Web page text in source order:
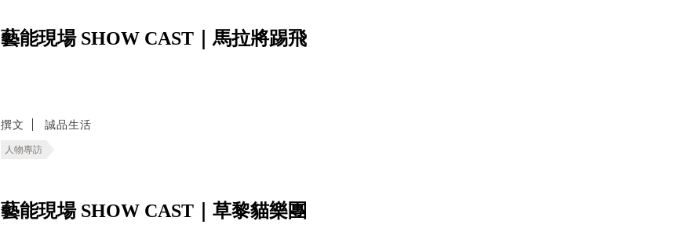
藝能現場 SHOW CAST｜馬拉將踢飛
撰文 誠品生活
人物專訪
藝能現場 SHOW CAST｜草黎貓樂團